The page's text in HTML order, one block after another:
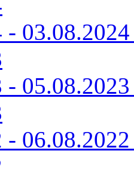
-
-
-